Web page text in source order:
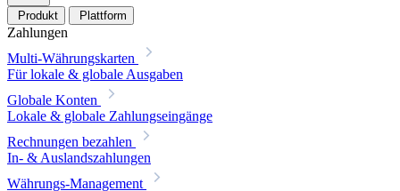
Produkt Plattform
Zahlungen
Multi-Währungskarten
Für lokale & globale Ausgaben
Globale Konten
Lokale & globale Zahlungseingänge
Rechnungen bezahlen
In- & Auslandszahlungen
Währungs-Management